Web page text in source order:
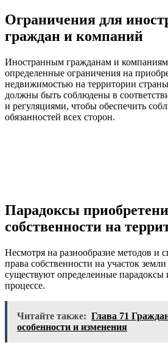
Ограничения для
граждан и компаний
Иностранным гражданам и
определенные ограничения на
недвижимостью на территории
должны быть соблюдены в
и регуляциями, чтобы обеспечить
обязанностей всех сторон.
Парадоксы
собственности на
Несмотря на разнообразие методов и
права собственности на участок
существуют определенные парадоксы
процессе.
Читайте также: Глава 71
особенности и изменения